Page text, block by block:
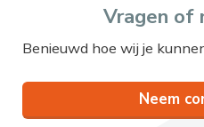
Vragen of
Benieuwd hoe wij je
Neem